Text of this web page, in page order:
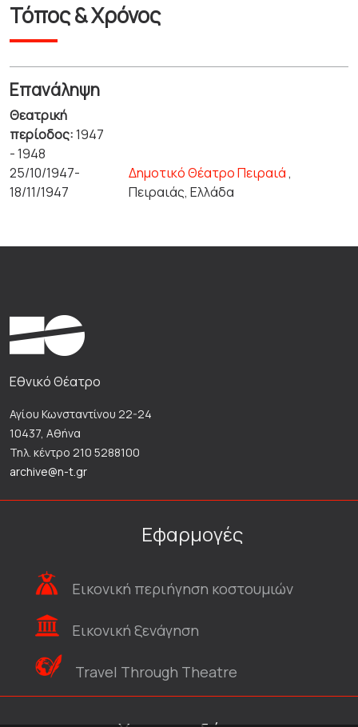
Τόπος & Χρόνος
Επανάληψη
Θεατρική
περίοδος:1947
- 1948
25/10/1947-
18/11/1947
Δημοτικό Θέατρο Πειραιά,
Πειραιάς, Ελλάδα
Εθνικό Θέατρο
Αγίου Κωνσταντίνου 22-24
10437, Αθήνα
Τηλ. κέντρο 210 5288100
archive@n-t.gr
Εφαρμογές
Εικονική περιήγηση κοστουμιών
Εικονική ξενάγηση
Travel Through Theatre